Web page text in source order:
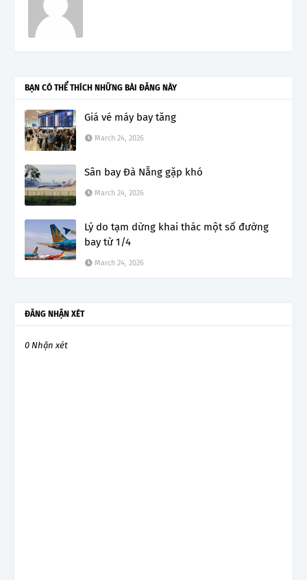
BẠN CÓ THỂ THÍCH NHỮNG BÀI ĐĂNG NÀY
Giá vé máy bay tăng
March 24, 2026
Sân bay Đà Nẵng gặp khó
March 24, 2026
Lý do tạm dừng khai thác một số đường
bay từ 1/4
March 24, 2026
ĐĂNG NHẬN XÉT
0 Nhận xét